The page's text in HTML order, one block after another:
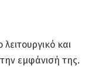
και
εμφάνισή της.